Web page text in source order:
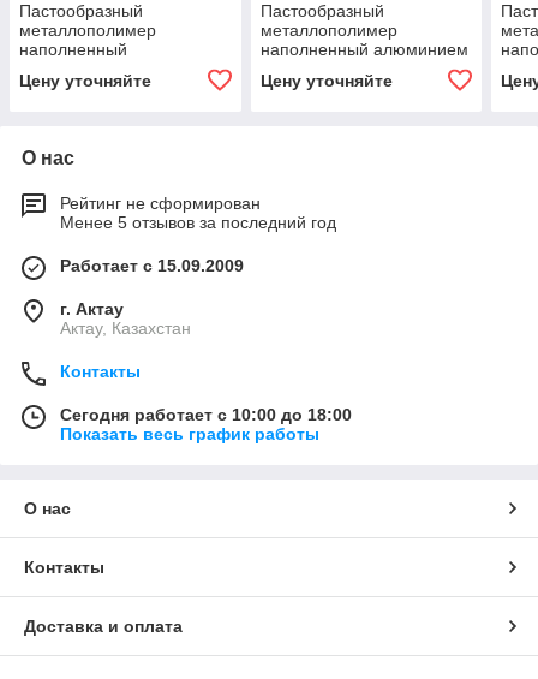
Пастообразный
металлополимер
наполненный
Ceramik W (500 гр)
Цену уточняйте
Пастообразный
металлополимер
наполненный алюминием
Цену уточняйте
О нас
Рейтинг не сформирован
Менее 5 отзывов за последний год
Работает с 15.09.2009
г. Актау
Актау, Казахстан
Контакты
Сегодня работает с 10:00 до 18:00
Показать весь график работы
О нас
Контакты
Доставка и оплата